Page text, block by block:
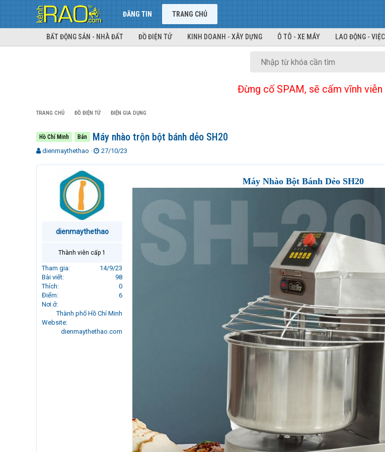
ĐĂNG TIN TRANG CHỦ
BẤT ĐỘNG SẢN - NHÀ ĐẤT ĐỒ ĐIỆN TỬ KINH DOANH - XÂY DỰNG Ô TÔ - XE MÁY LAO ĐỘNG -
Đừng cố SPAM, sẽ cấm vĩnh viễn
TRANG CHỦ ĐỒ ĐIỆN TỬ ĐIỆN GIA DỤNG
Hồ Chí Minh Bán Máy nhào trộn bột bánh dẻo SH20
T
dienmaythethao
N
g
ử
27/10/23
dienmaythethao
Thành viên cấp 1
Tham gia
14/9/23
Bài viết
98
Thích
0
Điểm
6
Nơi ở
Thành phố Hồ Chí Minh
Website
dienmaythethao.com
Máy Nhào Bột Bánh Dẻo SH20